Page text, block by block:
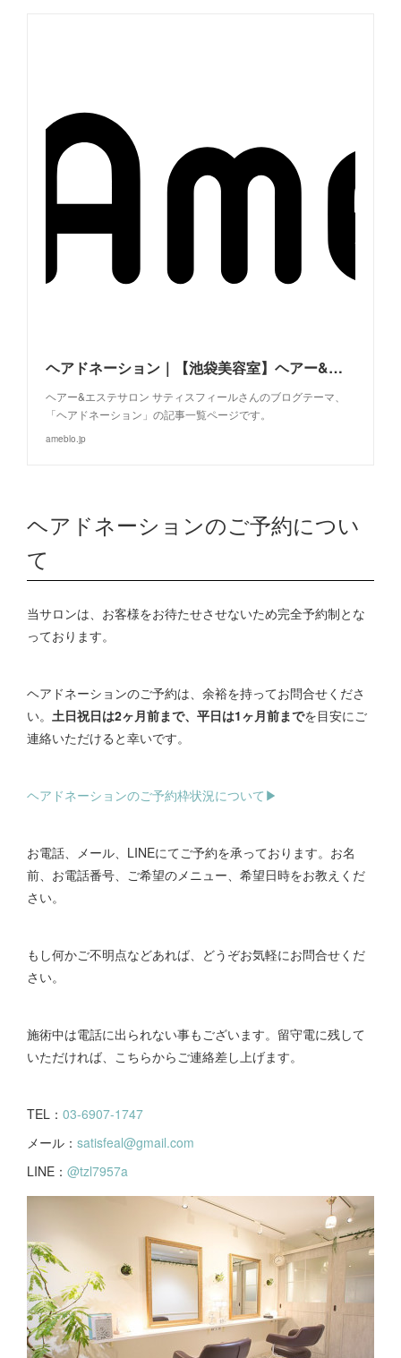
ヘアドネーション｜【池袋美容室】ヘアー&エステサロン・サティスフィールのBLOG
ヘアー&エステサロン サティスフィールさんのブログテーマ、
「ヘアドネーション」の記事一覧ページです。
ameblo.jp
ヘアドネーションのご予約につい
て
当サロンは、お客様をお待たせさせないため完全予約制とな
っております。
ヘアドネーションのご予約は、余裕を持ってお問合せくださ
い。 土日祝日は2ヶ月前まで、平日は1ヶ月前までを目安にご
連絡いただけると幸いです。
ヘアドネーションのご予約枠状況について▶︎
お電話、メール、LINEにてご予約を承っております。お名
前、お電話番号、ご希望のメニュー、希望日時をお教えくだ
さい。
もし何かご不明点などあれば、どうぞお気軽にお問合せくだ
さい。
施術中は電話に出られない事もございます。留守電に残して
いただければ、こちらからご連絡差し上げます。
TEL： 03-6907-1747
メール： satisfeal@gmail.com
LINE： @tzl7957a